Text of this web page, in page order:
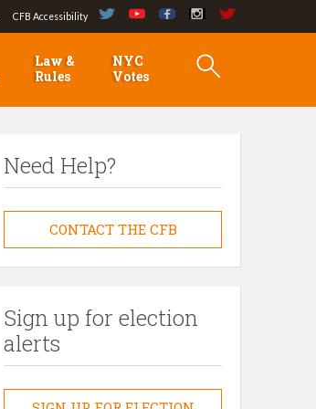
CFB Accessibility
Law &
Rules
NYC
Votes
Need Help?
CONTACT THE CFB
Sign up for election
alerts